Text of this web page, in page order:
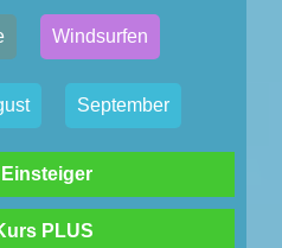
Windsurfen
September
PLUS